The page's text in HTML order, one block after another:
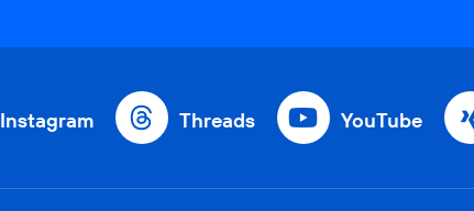
Instagram Threads YouTube